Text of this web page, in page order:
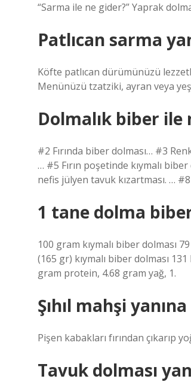
“Sarma ile ne gider?” Yaprak
Patlıcan sarma
Köfte patlıcan dürümünüzü
Menünüzü tzatziki, ayran veya
Dolmalık biber ile
#2 Fırında biber dolması… #3
… #5 Fırın poşetinde kıymalı
nefis jülyen tavuk kızartması. …
1 tane dolma
100 gram kıymalı biber dolması
(165 gr) kıymalı biber dolması
gram protein, 4.68 gram yağ, 1.
Şıhıl mahşi
Pişen kabakları fırından çıkarıp
Tavuk dolması